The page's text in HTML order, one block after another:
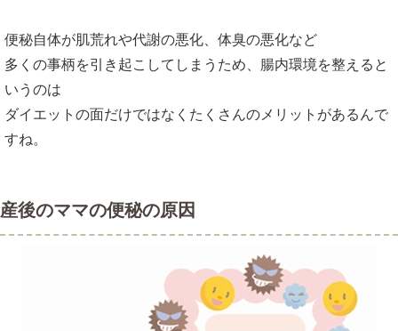
便秘自体が肌荒れや代謝の悪化、体臭の悪化など
多くの事柄を引き起こしてしまうため、腸内環境を整えると
いうのは
ダイエットの面だけではなくたくさんのメリットがあるんで
すね。
産後のママの便秘の原因